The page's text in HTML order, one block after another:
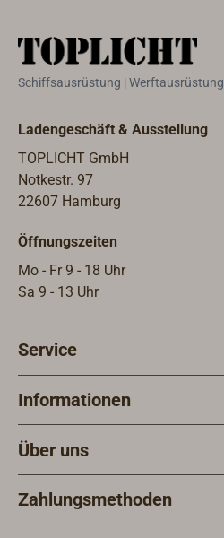
Schiffsausrüstung | Werftausrüstung
Ladengeschäft & Ausstellung
TOPLICHT GmbH
Notkestr. 97
22607 Hamburg
Öffnungszeiten
Mo - Fr 9 - 18 Uhr
Sa 9 - 13 Uhr
Service
Informationen
Über uns
Zahlungsmethoden